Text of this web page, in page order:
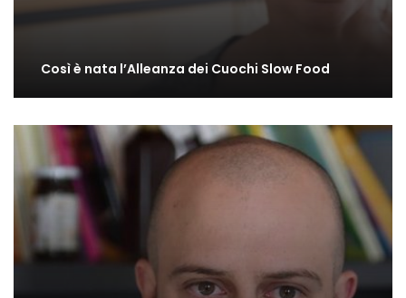
Così è nata l’Alleanza dei Cuochi Slow Food